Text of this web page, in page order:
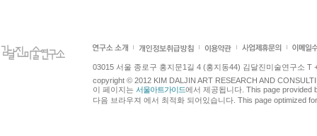
03015 서울 종로구 홍지문1길 4 (홍지동44) 김달진미술연구소 T
copyright © 2012 KIM DALJIN ART RESEARCH AND
이 페이지는 서울아트가이드에서 제공됩니다. This page provided
다음 브라우져 에서 최적화 되어있습니다. This page optimized